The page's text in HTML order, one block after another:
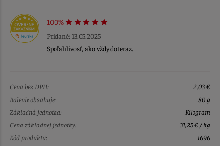
100%
Pridané: 13.05.2025
Spoľahlivosť, ako vždy doteraz.
Cena bez DPH:
2,03 €
Balenie obsahuje:
80 g
Základná jednotka:
Kilogram
Cena základnej jednotky:
31,25 € / kg
Kód produktu:
1696